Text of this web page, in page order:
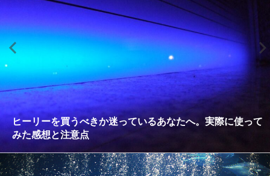
雨の日の恵み：心に降る静かな癒し
就職は人生の終着駅じゃない！自分らしい道を見つける方
法
ヒーリーを買うべきか迷っているあなたへ。実際に使って
みた感想と注意点
エネルギーの法則 〜最近どハマりしていました〜
現実を変える
今、ここにいること
もしかしてだけどHealy（量子波動調整器）のせいなの？
iPad 第10世代買いました
久し振りにHealy（ヒーリー）量子波動調整器について
大谷さんの通訳、水原さんの解雇に思う